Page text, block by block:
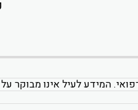
המידע לעיל אינו מבוקר